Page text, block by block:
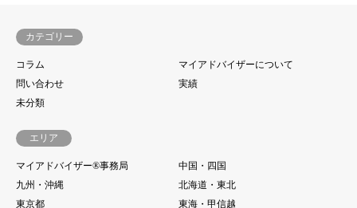
カテゴリー
コラム
マイアドバイザーについて
問い合わせ
実績
未分類
エリア
マイアドバイザー®事務局
中国・四国
九州・沖縄
北海道・東北
東京都
東海・甲信越